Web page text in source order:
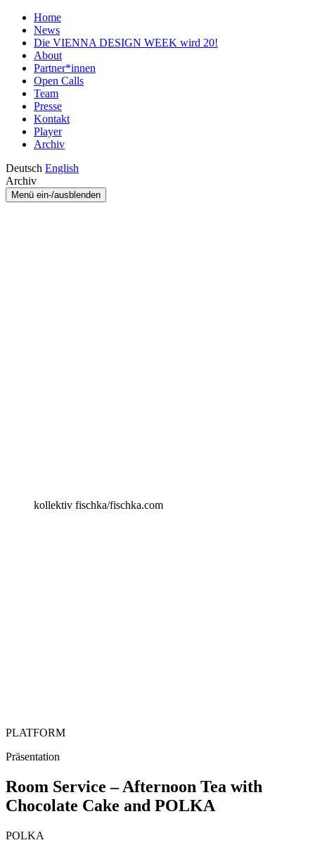
Home
News
Die VIENNA DESIGN WEEK wird 20!
About
Partner*innen
Open Calls
Team
Presse
Kontakt
Player
Archiv
Deutsch English
Archiv
Menü ein-/ausblenden
kollektiv fischka/fischka.com
PLATFORM
Präsentation
Room Service – Afternoon Tea with
Chocolate Cake and POLKA
POLKA